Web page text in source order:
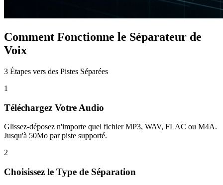
Comment Fonctionne le Séparateur de
Voix
3 Étapes vers des Pistes Séparées
1
Téléchargez Votre Audio
Glissez-déposez n'importe quel fichier MP3, WAV, FLAC ou M4A.
Jusqu'à 50Mo par piste supporté.
2
Choisissez le Type de Séparation